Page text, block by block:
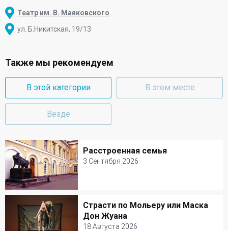
Театр им. В. Маяковского
ул. Б.Никитская, 19/13
Также мы рекомендуем
В этой категории В этом месте
Везде
Расстроенная семья
3 Сентября 2026
Расстроенная семья
3 Сентября 2026
Малый театр
Комедия
Страсти по Мольеру или Маска
Дон Жуана
18 Августа 2026
Страсти по Мольеру или Маска Дон
Жуана